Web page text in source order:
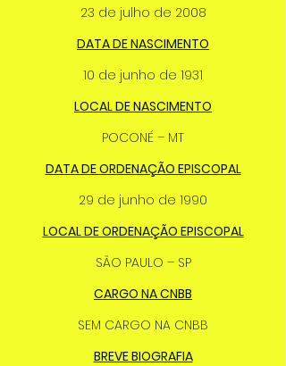
23 de julho de 2008
DATA DE NASCIMENTO
10 de junho de 1931
LOCAL DE NASCIMENTO
POCONÉ – MT
DATA DE ORDENAÇÃO EPISCOPAL
29 de junho de 1990
LOCAL DE ORDENAÇÃO EPISCOPAL
SÃO PAULO – SP
CARGO NA CNBB
SEM CARGO NA CNBB
BREVE BIOGRAFIA